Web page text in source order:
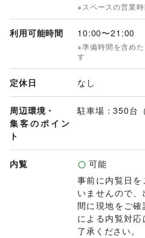
※スペースの営業
利用可能時間 10:00〜21:00
※準備時間を含め
す
定休日 なし
周辺環境・
集客のポイン
ト
駐車場：350台
内覧
可能
事前に内覧日
いませんので
間に現地をご
による内覧対
了承ください。